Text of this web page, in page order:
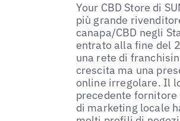
Your CBD Store di
più grande
canapa/CBD negli
entrato alla fine del
una rete di
crescita ma una
online irregolare. Il
precedente fornitore
di marketing locale